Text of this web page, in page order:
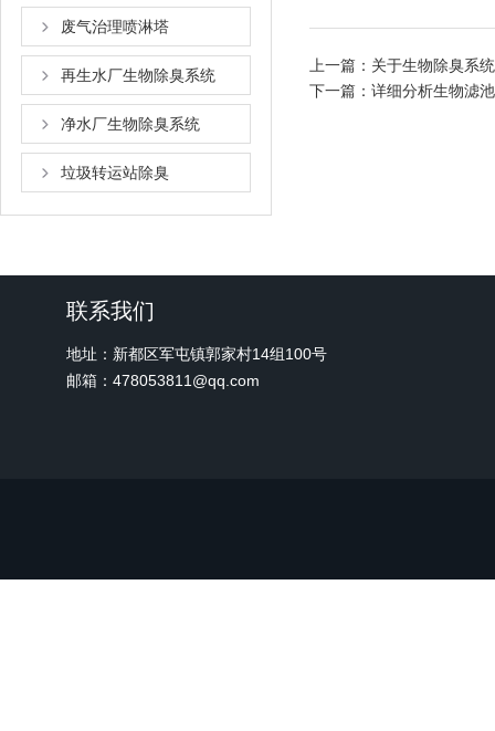
废气治理喷淋塔
再生水厂生物除臭系统
净水厂生物除臭系统
垃圾转运站除臭
上一篇： 关于生物除臭系
下一篇： 详细分析生物滤
联系我们
地址：新都区军屯镇郭家村14组100号
邮箱：478053811@qq.com